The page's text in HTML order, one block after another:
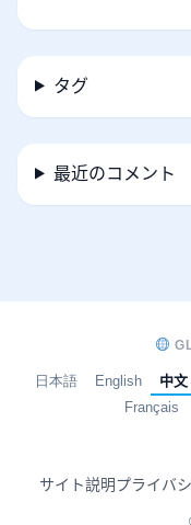
タグ
最近のコメント
日本語 English 中文
Français
サイト説明プライバ